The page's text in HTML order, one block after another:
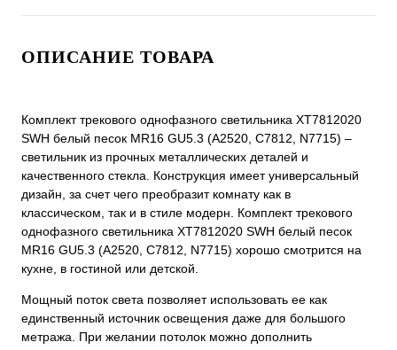
ОПИСАНИЕ ТОВАРА
Комплект трекового однофазного светильника XT7812020
SWH белый песок MR16 GU5.3 (A2520, C7812, N7715) –
светильник из прочных металлических деталей и
качественного стекла. Конструкция имеет универсальный
дизайн, за счет чего преобразит комнату как в
классическом, так и в стиле модерн. Комплект трекового
однофазного светильника XT7812020 SWH белый песок
MR16 GU5.3 (A2520, C7812, N7715) хорошо смотрится на
кухне, в гостиной или детской.
Мощный поток света позволяет использовать ее как
единственный источник освещения даже для большого
метража. При желании потолок можно дополнить